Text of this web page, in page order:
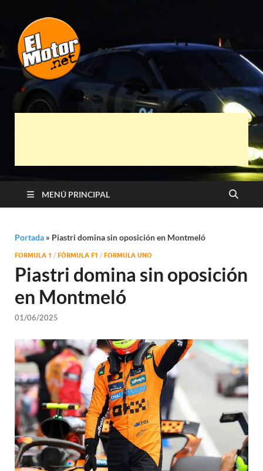
El Motor punto
Net
Automóviles
MENÚ PRINCIPAL
Portada » Piastri domina sin oposición en Montmeló
FORMULA 1 / FÓRMULA F1 / FORMULA UNO
Piastri domina sin oposición
en Montmeló
01/06/2025